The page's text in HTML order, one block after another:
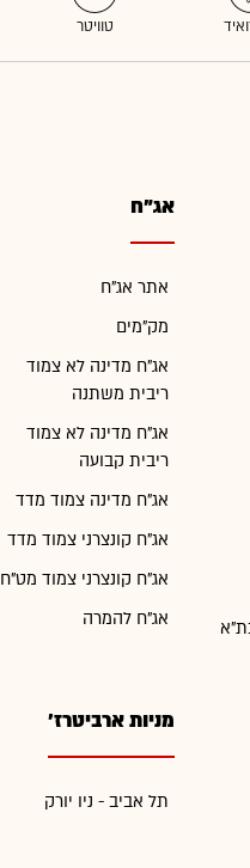
אג"ח
אתר אג"ח
מק"מים
אג"ח מדינה לא צמוד
ריבית משתנה
אג"ח מדינה לא צמוד
ריבית קבועה
אג"ח מדינה צמוד מדד
אג"ח קונצרני צמוד מדד
אג"ח קונצרני צמוד מט"ח
אג"ח להמרה
מניות ארביטרז'
תל אביב - ניו יורק